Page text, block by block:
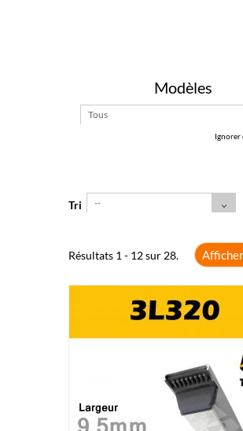
Modèles
Tous
Ignorer
Tri --
Résultats 1 - 12 sur 28.